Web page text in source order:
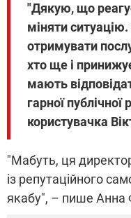
"Дякую, що
міняти
отримувати
хто ще і
мають
гарної публічної
користувачка
"Мабуть, ця
із репутаційного
якабу", – пише Анна